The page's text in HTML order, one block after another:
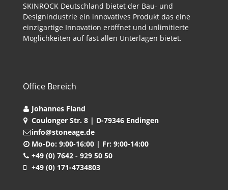
SKINROCK Deutschland bietet der Bau- und
Designindustrie ein innovatives Produkt das eine
einzigartige Innovation eröffnet und unlimitierte
Möglichkeiten auf fast allen Unterlagen bietet.
Office Bereich
Johannes Fiand
Coulonger Str. 8 | D-79346 Endingen
info@stoneage.de
Mo-Do: 9:00-16:00 | Fr: 9:00-14:00
+49 (0) 7642 - 929 50 50
+49 (0) 171-4734803